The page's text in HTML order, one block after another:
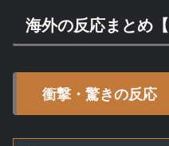
海外の反応まとめ
衝撃・驚きの反応